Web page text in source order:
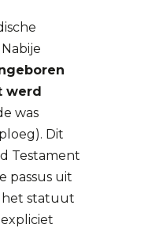
werd
was
Dit
Testament
passus uit
het statuut